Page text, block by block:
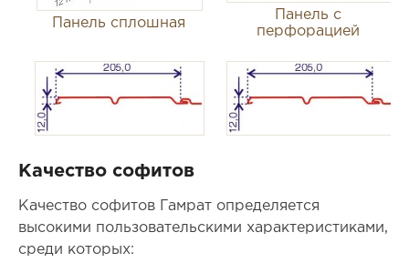
Панель сплошная
Панель с
перфорацией
Качество софитов
Качество софитов Гамрат определяется
высокими пользовательскими характеристиками,
среди которых: